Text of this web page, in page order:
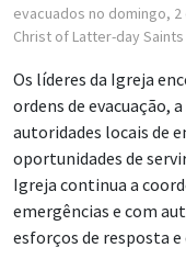
evacuados no domingo,
Christ of Latter-day Saints
Os líderes da Igreja
ordens de evacuação,
autoridades locais de
oportunidades de
Igreja continua a
emergências e com
esforços de resposta